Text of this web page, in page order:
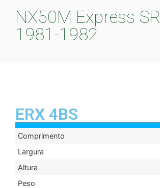
NX50M Express SR
1981-1982
ERX 4BS
Comprimento
Largura
Altura
Peso